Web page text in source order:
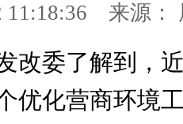
11:18:36 来源：
委了解到，近
优化营商环境